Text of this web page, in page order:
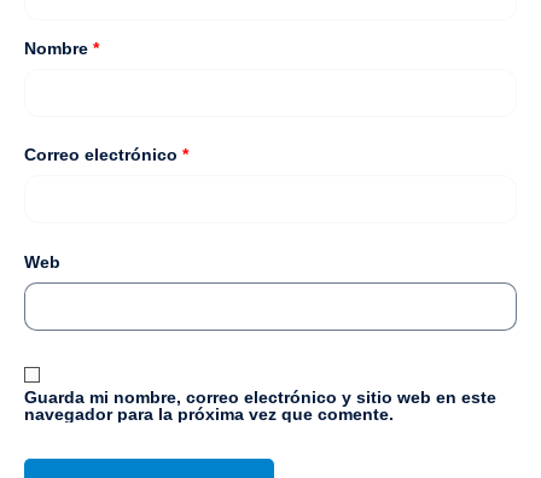
Nombre *
Correo electrónico *
Web
Guarda mi nombre, correo electrónico y sitio web en este
navegador para la próxima vez que comente.